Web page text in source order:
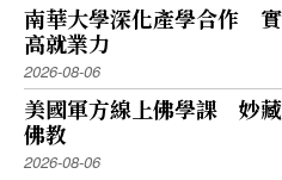
南華大學深化產學合作
高就業力
2026-08-06
美國軍方線上佛學課 妙
佛教
2026-08-06